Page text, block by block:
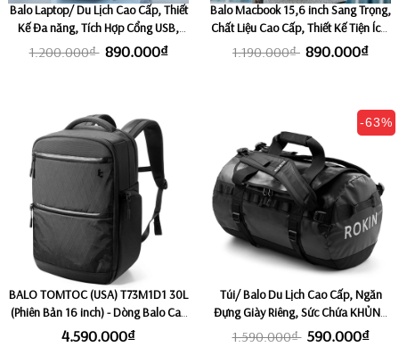
Balo Laptop/ Du Lịch Cao Cấp, Thiết
Kế Đa năng, Tích Hợp Cổng USB,
Ngăn Laptop Riêng 15,6-17" MARK
1.200.000₫ 890.000₫
Balo Macbook 15,6 inch Sang Trọng,
Chất Liệu Cao Cấp, Thiết Kế Tiện Ích,
Ngăn Laptop Riêng MARK RYDEN
1.190.000₫ 890.000₫
BALO TOMTOC (USA) T73M1D1 30L
(Phiên Bản 16 inch) - Dòng Balo Cao
Cấp Nhất TOMTOC & BIGBAG. Công
4.590.000₫
-63%
Túi/ Balo Du Lịch Cao Cấp, Ngăn
Đựng Giày Riêng, Sức Chứa KHỦNG
Nhất, Siêu Bền Chắc, Chống Thấm
1.590.000₫ 590.000₫